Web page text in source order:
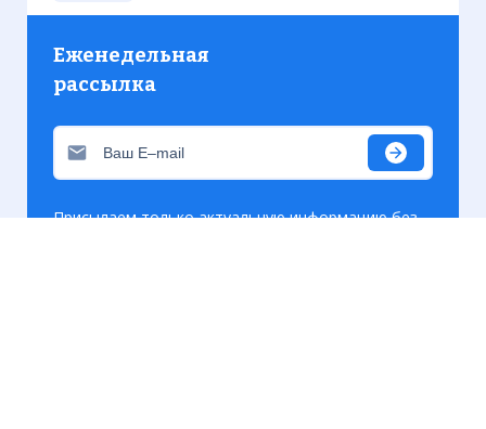
Еженедельная
рассылка
Присылаем только актуальную информацию без